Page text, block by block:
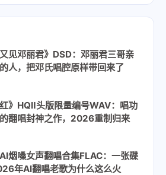
见邓丽君》DSD：邓丽君三哥亲
人，把邓氏唱腔原样带回来了
》HQⅡ头版限量编号WAV：唱功
翻唱封神之作，2026重制归来
烟嗓女声翻唱合集FLAC：一张碟
年AI翻唱老歌为什么这么火